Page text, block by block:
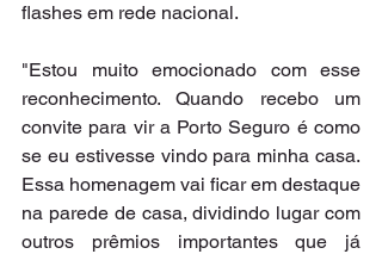
flashes em rede nacional.
"Estou muito emocionado com esse
reconhecimento. Quando recebo um
convite para vir a Porto Seguro é como
se eu estivesse vindo para minha casa.
Essa homenagem vai ficar em destaque
na parede de casa, dividindo lugar com
outros prêmios importantes que já